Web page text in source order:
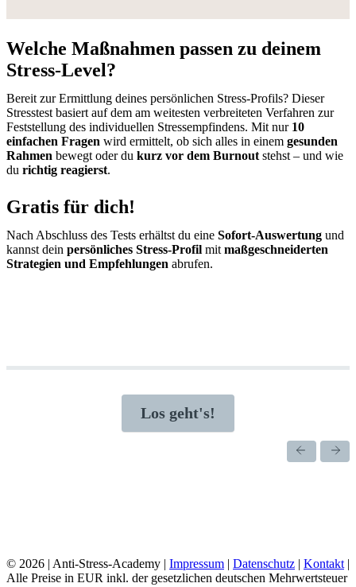
Welche Maßnahmen passen zu deinem
Stress-Level?
Bereit zur Ermittlung deines persönlichen Stress-Profils? Dieser
Stresstest basiert auf dem am weitesten verbreiteten Verfahren zur
Feststellung des individuellen Stressempfindens. Mit nur 10
einfachen Fragen wird ermittelt, ob sich alles in einem gesunden
Rahmen bewegt oder du kurz vor dem Burnout stehst – und wie
du richtig reagierst.
Gratis für dich!
Nach Abschluss des Tests erhältst du eine Sofort-Auswertung und
kannst dein persönliches Stress-Profil mit maßgeschneiderten
Strategien und Empfehlungen abrufen.
Stress-
Los geht's!
© 2026 | Anti-Stress-Academy | Impressum | Datenschutz | Kontakt |
Alle Preise in EUR inkl. der gesetzlichen deutschen Mehrwertsteuer